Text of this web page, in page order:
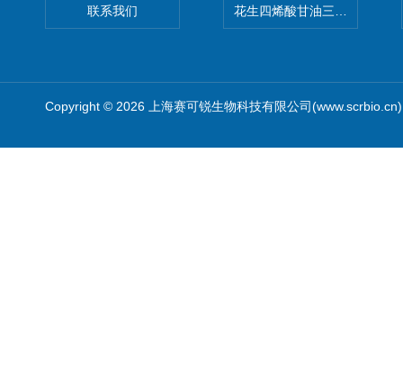
联系我们 花生四烯酸甘油三酯(顺式-
Copyright © 2026 上海赛可锐生物科技有限公司